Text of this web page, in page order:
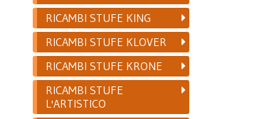
RICAMBI STUFE KING
RICAMBI STUFE KLOVER
RICAMBI STUFE KRONE
RICAMBI STUFE
L'ARTISTICO